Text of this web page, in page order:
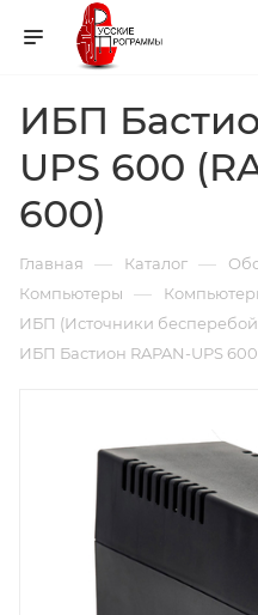
ИБП
UPS 600
600)
Главная — Каталог —
Компьютеры —
ИБП (Источники
ИБП Бастион RAPAN-UPS